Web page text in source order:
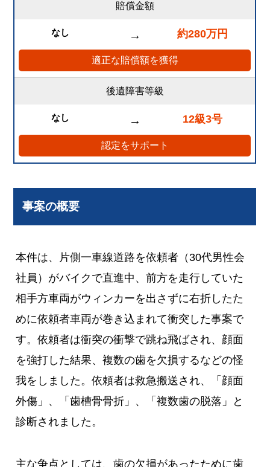
賠償金額
なし → 約280万円
適正な賠償額を獲得
後遺障害等級
なし → 12級3号
認定をサポート
事案の概要
本件は、片側一車線道路を依頼者（30代男性会
社員）がバイクで直進中、前方を走行していた
相手方車両がウィンカーを出さずに右折したた
めに依頼者車両が巻き込まれて衝突した事案で
す。依頼者は衝突の衝撃で跳ね飛ばされ、顔面
を強打した結果、複数の歯を欠損するなどの怪
我をしました。依頼者は救急搬送され、「顔面
外傷」、「歯槽骨骨折」、「複数歯の脱落」と
診断されました。
主な争点としては、歯の欠損があったために歯